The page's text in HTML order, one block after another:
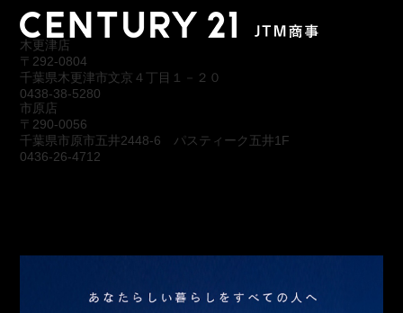
木更津店
〒292-0804
千葉県木更津市文京４丁目１－２０
0438-38-5280
市原店
〒290-0056
千葉県市原市五井2448-6 パスティーク五井1F
0436-26-4712